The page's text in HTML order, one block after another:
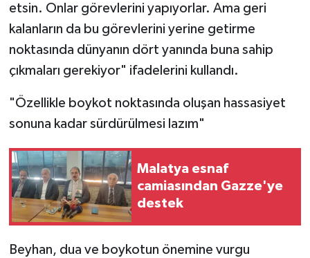
etsin. Onlar görevlerini yapıyorlar. Ama geri
kalanların da bu görevlerini yerine getirme
noktasında dünyanın dört yanında buna sahip
çıkmaları gerekiyor" ifadelerini kullandı.
"Özellikle boykot noktasında oluşan hassasiyet
sonuna kadar sürdürülmesi lazım"
Malatya esnaf
camiasından Gazze'ye
destek
Beyhan, dua ve boykotun önemine vurgu